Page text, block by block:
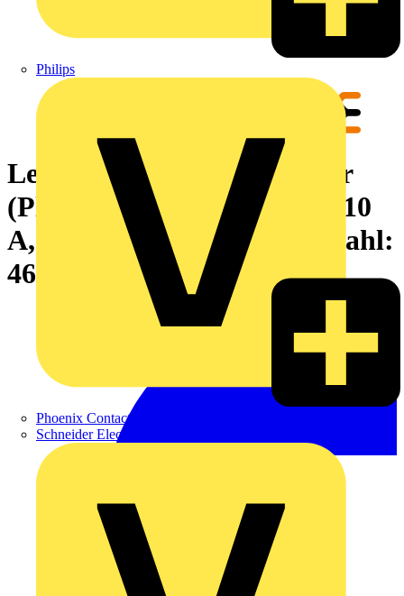
Philips
Phoenix Contact
Schneider Electric
Leiterplattensteckverbinder
(Platinenanschluss), 125 V, 10
A, Raster in mm: 3.50, Polzahl:
46, THT-Lötanschluss, Box